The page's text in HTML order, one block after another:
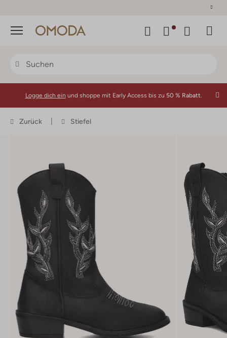
Menü
Logge dich ein und shoppe mit Early Access bis zu 50 % Rabatt.
Zurück Stiefel